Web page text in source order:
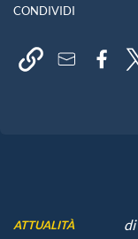
CONDIVIDI
ATTUALITÀ di